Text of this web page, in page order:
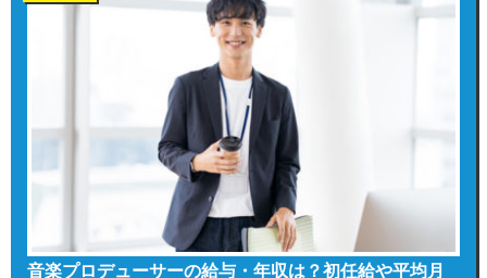
音楽プロデューサーの給与・年収は？初任給や平均月